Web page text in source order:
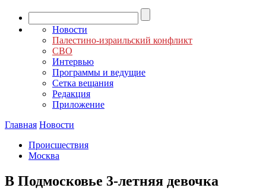
Новости
Палестино-израильский конфликт
СВО
Интервью
Программы и ведущие
Сетка вещания
Редакция
Приложение
Главная Новости
Происшествия
Москва
В Подмосковье 3-летняя девочка